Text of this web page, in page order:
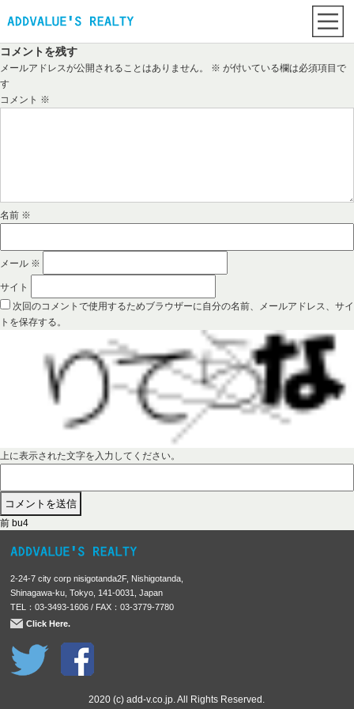
コメントを残す
メールアドレスが公開されることはありません。 ※ が付いている欄は必須項目で
す
コメント ※
名前 ※
メール ※
サイト
次回のコメントで使用するためブラウザーに自分の名前、メールアドレス、サイ
トを保存する。
上に表示された文字を入力してください。
投
稿
ビ
ゲ
ー
シ
ョ
前 前
投
:
bu4
2-24-7 city corp nisigotanda2F, Nishigotanda,
Shinagawa-ku, Tokyo, 141-0031, Japan
TEL：03-3493-1606 / FAX：03-3779-7780
Click Here.
2020 (c) add-v.co.jp. All Rights Reserved.